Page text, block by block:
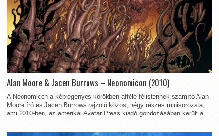
Alan Moore & Jacen Burrows – Neonomicon (2010)
A Neonomicon a képregényes körökben afféle félistennek számító Alan
Moore író és Jacen Burrows rajzoló közös, négy részes minisorozata,
ami 2010-ben, az amerikai Avatar Press kiadó gondozásában került a...